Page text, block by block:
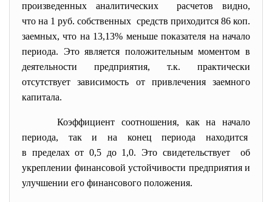
произведенных аналитических расчетов видно,
что на 1 руб. собственных средств приходится 86 коп.
заемных, что на 13,13% меньше показателя на начало
периода. Это является положительным моментом в
деятельности предприятия, т.к. практически
отсутствует зависимость от привлечения заемного
капитала.
Коэффициент соотношения, как на начало
периода, так и на конец периода находится
в пределах от 0,5 до 1,0. Это свидетельствует об
укреплении финансовой устойчивости предприятия и
улучшении его финансового положения.